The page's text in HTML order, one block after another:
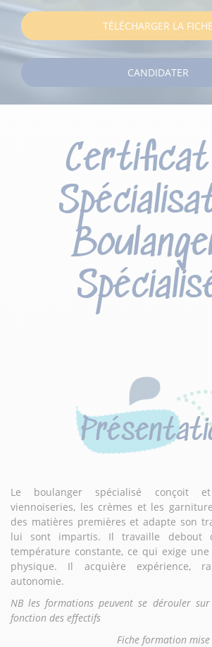
TÉLÉCHARGER LA FICHE
CANDIDATER
Le boulanger spécialisé conçoit
viennoiseries, les crèmes et les
des matières premières et adapte son
lui sont impartis. Il travaille debout
température constante, ce qui exige
physique. Il acquière expérience,
autonomie.
NB les formations peuvent se dérouler
fonction des effectifs
Fiche formation